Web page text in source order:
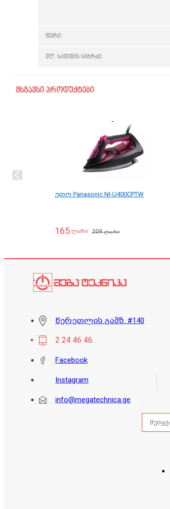
ფერი:
ელ. სადენის სიგრძე:
მსგავსი პროდუქტები
უთო Panasonic NI-U400CPTW
165 ლარი 209ლარი
წერეთლის გამზ. #140
2 24 46 46
Facebook
Instagram
info@megatechnica.ge